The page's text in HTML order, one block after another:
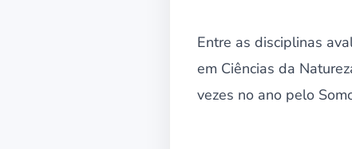
Entre as disciplinas
em Ciências da
vezes no ano pelo